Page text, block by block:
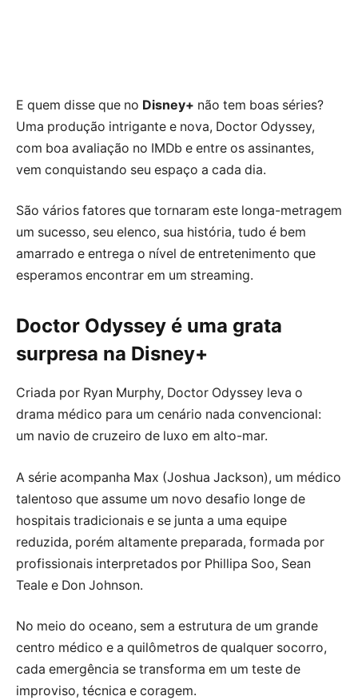
E quem disse que no Disney+ não tem boas séries?
Uma produção intrigante e nova, Doctor Odyssey,
com boa avaliação no IMDb e entre os assinantes,
vem conquistando seu espaço a cada dia.
São vários fatores que tornaram este longa-metragem
um sucesso, seu elenco, sua história, tudo é bem
amarrado e entrega o nível de entretenimento que
esperamos encontrar em um streaming.
Doctor Odyssey é uma grata
surpresa na Disney+
Criada por Ryan Murphy, Doctor Odyssey leva o
drama médico para um cenário nada convencional:
um navio de cruzeiro de luxo em alto-mar.
A série acompanha Max (Joshua Jackson), um médico
talentoso que assume um novo desafio longe de
hospitais tradicionais e se junta a uma equipe
reduzida, porém altamente preparada, formada por
profissionais interpretados por Phillipa Soo, Sean
Teale e Don Johnson.
No meio do oceano, sem a estrutura de um grande
centro médico e a quilômetros de qualquer socorro,
cada emergência se transforma em um teste de
improviso, técnica e coragem.